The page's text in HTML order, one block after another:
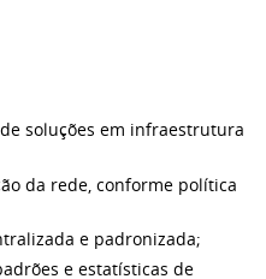
soluções em infraestrutura
da rede, conforme política
e padronizada;
e estatísticas de